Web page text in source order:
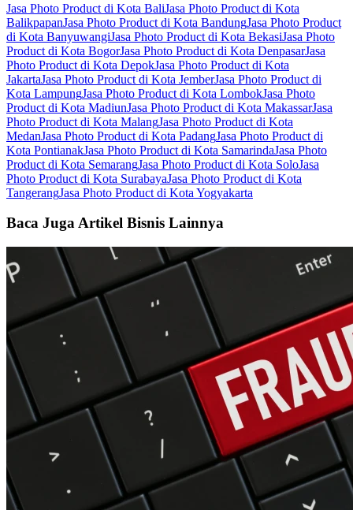
Jasa Photo Product di Kota BaliJasa Photo Product di Kota
BalikpapanJasa Photo Product di Kota BandungJasa Photo Product
di Kota BanyuwangiJasa Photo Product di Kota BekasiJasa Photo
Product di Kota BogorJasa Photo Product di Kota DenpasarJasa
Photo Product di Kota DepokJasa Photo Product di Kota
JakartaJasa Photo Product di Kota JemberJasa Photo Product di
Kota LampungJasa Photo Product di Kota LombokJasa Photo
Product di Kota MadiunJasa Photo Product di Kota MakassarJasa
Photo Product di Kota MalangJasa Photo Product di Kota
MedanJasa Photo Product di Kota PadangJasa Photo Product di
Kota PontianakJasa Photo Product di Kota SamarindaJasa Photo
Product di Kota SemarangJasa Photo Product di Kota SoloJasa
Photo Product di Kota SurabayaJasa Photo Product di Kota
TangerangJasa Photo Product di Kota Yogyakarta
Baca Juga Artikel Bisnis Lainnya